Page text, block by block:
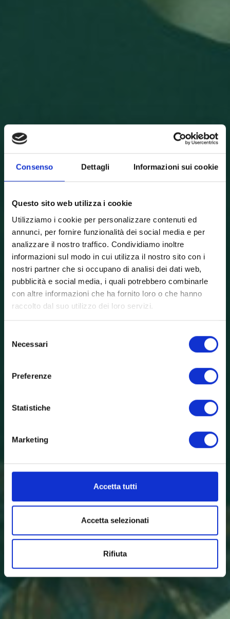
Consenso Dettagli Informazioni sui cookie
Questo sito web utilizza i cookie
Utilizziamo i cookie per personalizzare contenuti ed
annunci, per fornire funzionalità dei social media e per
analizzare il nostro traffico. Condividiamo inoltre
informazioni sul modo in cui utilizza il nostro sito con i
nostri partner che si occupano di analisi dei dati web,
pubblicità e social media, i quali potrebbero combinarle
con altre informazioni che ha fornito loro o che hanno
raccolto dal suo utilizzo dei loro servizi.
delNecessari
Preferenze
Statistiche
Marketing
Accetta tutti
Accetta selezionati
Rifiuta
VACANZE STUDIO
DI GRUPPO
Vacanze studio all’estero per gruppi: un’estate
indimenticabile tra studio, divertimento e nuove
amicizie.
VACANZE STUDIO
INDIVIDUALI
Una vacanza per bambini e ragazzi dagli 8 ai 22 anni,
all’insegna dell’incontro coi coetanei di altri paesi e
dell’impegno in entusiasmanti attività sportive e
ricreative, per immergersi completamente nel Paese
ospitante.
ESPERIENZE
ACCADEMICHE
Un programma che consente di abbinare lo studio
delle lingue straniere a esperienze accademiche
internazionali di alto livello, per preparasi all’ingresso in
università straniere o all’ottenimento di certificazioni
linguistiche.
ANNO SCOLASTICO
ALL’ESTERO
Frequentare una High School all’estero: un’esperienza
di crescita unica tra studio, nuove amicizie e
l’immersione in nuove culture.
STAGE LINGUISTICI
L’esperienza formativa all’estero su misura per le
scuole: corsi qualificati, preparazione alle
certificazioni, progetti personalizzati (CLIL, PCTO…) e
molto altro.